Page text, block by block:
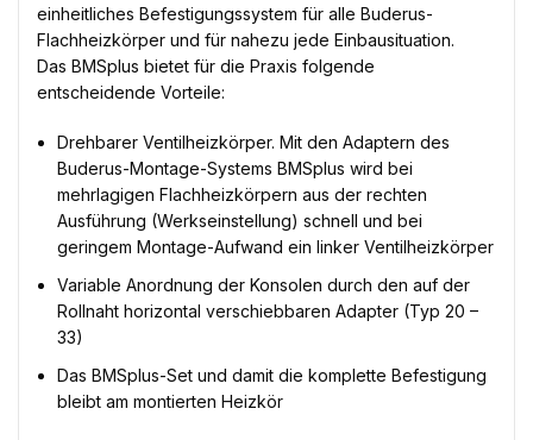
einheitliches Befestigungssystem für alle Buderus-
Flachheizkörper und für nahezu jede Einbausituation.
Das BMSplus bietet für die Praxis folgende
entscheidende Vorteile:
Drehbarer Ventilheizkörper. Mit den Adaptern des
Buderus-Montage-Systems BMSplus wird bei
mehrlagigen Flachheizkörpern aus der rechten
Ausführung (Werkseinstellung) schnell und bei
geringem Montage-Aufwand ein linker Ventilheizkörper
Variable Anordnung der Konsolen durch den auf der
Rollnaht horizontal verschiebbaren Adapter (Typ 20 –
33)
Das BMSplus-Set und damit die komplette Befestigung
bleibt am montierten Heizkör